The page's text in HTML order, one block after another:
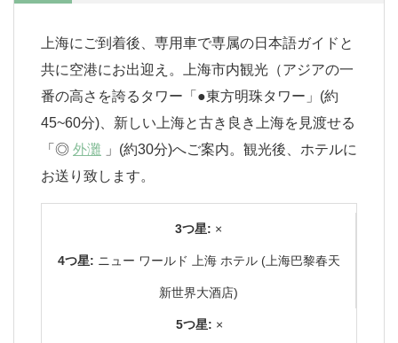
上海にご到着後、専用車で専属の日本語ガイドと
共に空港にお出迎え。上海市内観光（アジアの一
番の高さを誇るタワー「●東方明珠タワー」(約
45~60分)、新しい上海と古き良き上海を見渡せる
「◎ 外灘 」(約30分)へご案内。観光後、ホテルに
お送り致します。
3つ星: ×
4つ星: ニュー ワールド 上海 ホテル (上海巴黎春天
新世界大酒店)
5つ星: ×